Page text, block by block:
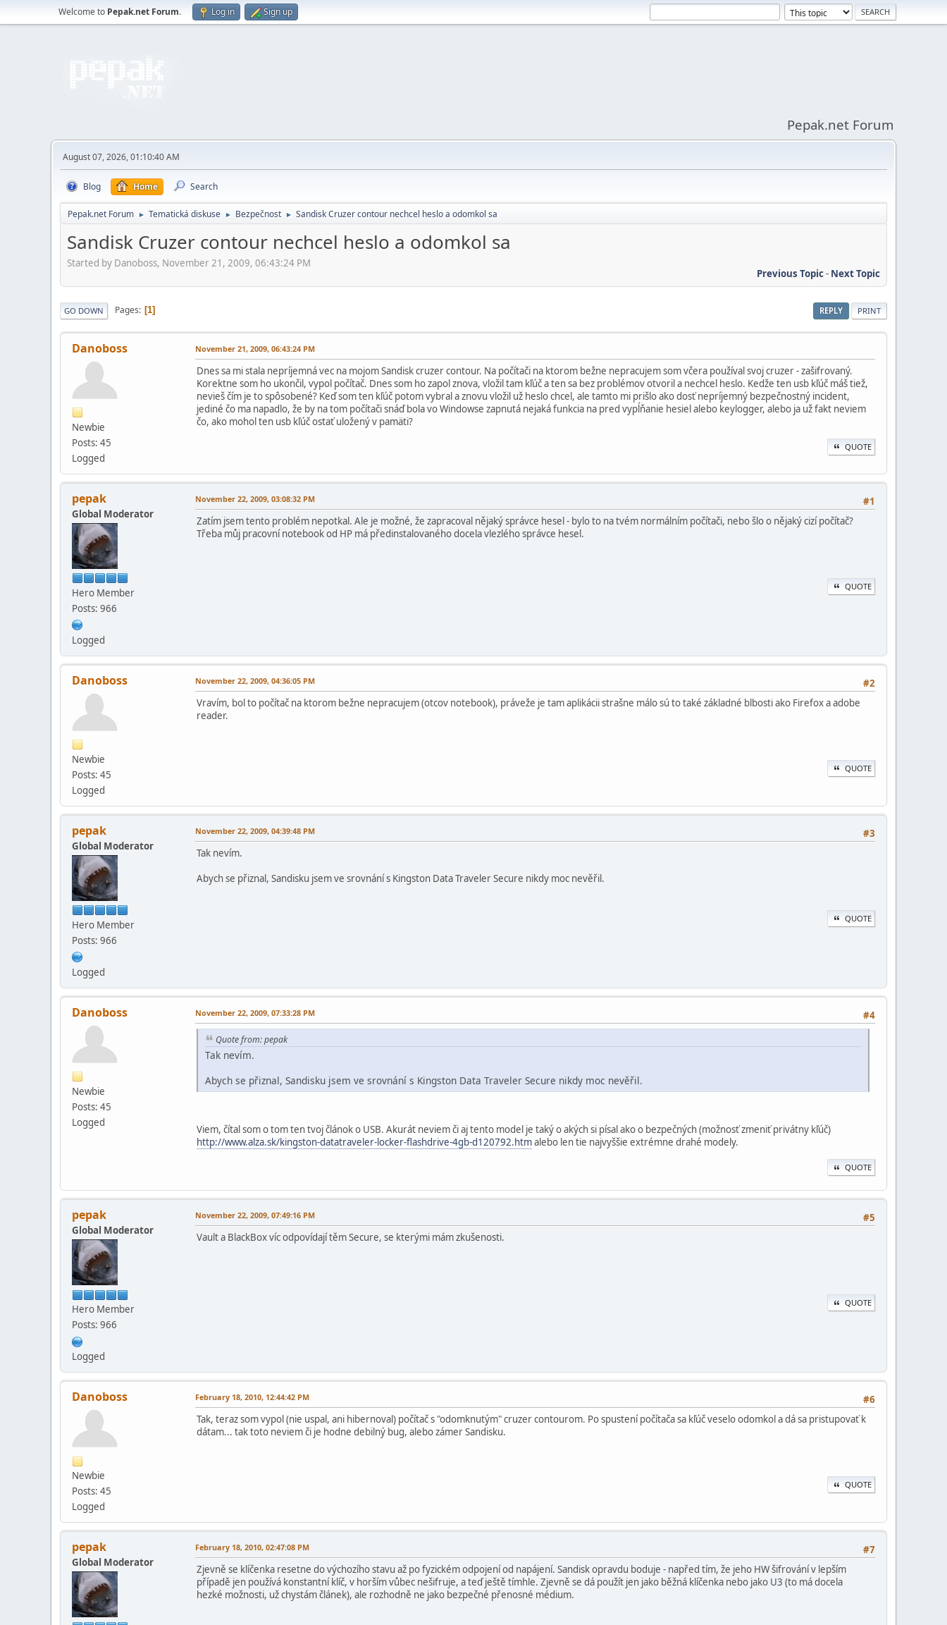
Welcome to Pepak.net Forum. Log in Sign up
Pepak.net Forum
August 07, 2026, 01:10:40 AM
Blog Home Search
Pepak.net Forum ► Tematická diskuse ► Bezpečnost ► Sandisk Cruzer contour nechcel heslo a odomkol sa
Sandisk Cruzer contour nechcel heslo a odomkol sa
Started by Danoboss, November 21, 2009, 06:43:24 PM
Previous Topic- Next Topic
REPLY PRINT
GO DOWN Pages 1
Danoboss
Newbie
Posts: 45
Logged
November 21, 2009, 06:43:24 PM
Dnes sa mi stala nepríjemná vec na mojom Sandisk cruzer contour. Na počítači na ktorom bežne nepracujem som včera používal svoj cruzer - zašifrovaný.
Korektne som ho ukončil, vypol počítač. Dnes som ho zapol znova, vložil tam kľúč a ten sa bez problémov otvoril a nechcel heslo. Kedže ten usb kľúč máš tiež,
nevieš čím je to spôsobené? Keď som ten kľúč potom vybral a znovu vložil už heslo chcel, ale tamto mi prišlo ako dosť nepríjemný bezpečnostný incident,
jediné čo ma napadlo, že by na tom počítači snáď bola vo Windowse zapnutá nejaká funkcia na pred vypĺňanie hesiel alebo keylogger, alebo ja už fakt neviem
čo, ako mohol ten usb kľúč ostať uložený v pamäti?
QUOTE
pepak
Global Moderator
Hero Member
Posts: 966
Logged
#1
November 22, 2009, 03:08:32 PM
Zatím jsem tento problém nepotkal. Ale je možné, že zapracoval nějaký správce hesel - bylo to na tvém normálním počítači, nebo šlo o nějaký cizí počítač?
Třeba můj pracovní notebook od HP má předinstalovaného docela vlezlého správce hesel.
QUOTE
Danoboss
Newbie
Posts: 45
Logged
#2
November 22, 2009, 04:36:05 PM
Vravím, bol to počítač na ktorom bežne nepracujem (otcov notebook), práveže je tam aplikácii strašne málo sú to také základné blbosti ako Firefox a adobe
reader.
QUOTE
pepak
Global Moderator
Hero Member
Posts: 966
Logged
#3
November 22, 2009, 04:39:48 PM
Tak nevím.
Abych se přiznal, Sandisku jsem ve srovnání s Kingston Data Traveler Secure nikdy moc nevěřil.
QUOTE
Danoboss
Newbie
Posts: 45
Logged
#4
November 22, 2009, 07:33:28 PM
Quote from: pepak
Tak nevím.
Abych se přiznal, Sandisku jsem ve srovnání s Kingston Data Traveler Secure nikdy moc nevěřil.
Viem, čítal som o tom ten tvoj článok o USB. Akurát neviem či aj tento model je taký o akých si písal ako o bezpečných (možnosť zmeniť privátny kľúč)
http://www.alza.sk/kingston-datatraveler-locker-flashdrive-4gb-d120792.htmalebo len tie najvyššie extrémne drahé modely.
QUOTE
pepak
Global Moderator
Hero Member
Posts: 966
Logged
#5
November 22, 2009, 07:49:16 PM
Vault a BlackBox víc odpovídají těm Secure, se kterými mám zkušenosti.
QUOTE
Danoboss
Newbie
Posts: 45
Logged
#6
February 18, 2010, 12:44:42 PM
Tak, teraz som vypol (nie uspal, ani hibernoval) počítač s "odomknutým" cruzer contourom. Po spustení počítača sa kľúč veselo odomkol a dá sa pristupovať k
dátam... tak toto neviem či je hodne debilný bug, alebo zámer Sandisku.
QUOTE
pepak
Global Moderator
#7
February 18, 2010, 02:47:08 PM
Zjevně se klíčenka resetne do výchozího stavu až po fyzickém odpojení od napájení. Sandisk opravdu boduje - napřed tím, že jeho HW šifrování v lepším
případě jen používá konstantní klíč, v horším vůbec nešifruje, a teď ještě tímhle. Zjevně se dá použít jen jako běžná klíčenka nebo jako U3 (to má docela
hezké možnosti, už chystám článek), ale rozhodně ne jako bezpečné přenosné médium.